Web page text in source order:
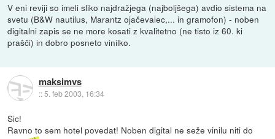
V eni reviji so imeli sliko najdražjega (najboljšega) avdio sistema na
svetu (B&W nautilus, Marantz ojačevalec,... in gramofon) - noben
digitalni zapis se ne more kosati z kvalitetno (ne tisto iz 60. ki
prašči) in dobro posneto vinilko.
maksimvs
::5. feb 2003, 16:34
Sic!
Ravno to sem hotel povedat! Noben digital ne seže vinilu niti do